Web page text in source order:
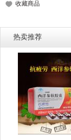
收藏商品
热卖推荐